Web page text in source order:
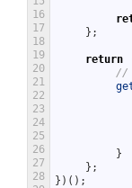
16
17
18
19
20
21
22
23
24
25
26
27
28
} ;
return
//
}
} ;
} ) ( ) ;